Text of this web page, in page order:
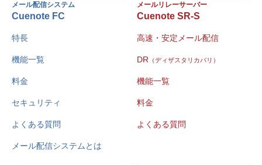
メール配信システム
Cuenote FC
特長
機能一覧
料金
セキュリティ
よくある質問
メール配信システムとは
メールリレーサーバー
Cuenote SR-S
高速・安定メール配信
DR （ディザスタリカバリ）
機能一覧
料金
よくある質問